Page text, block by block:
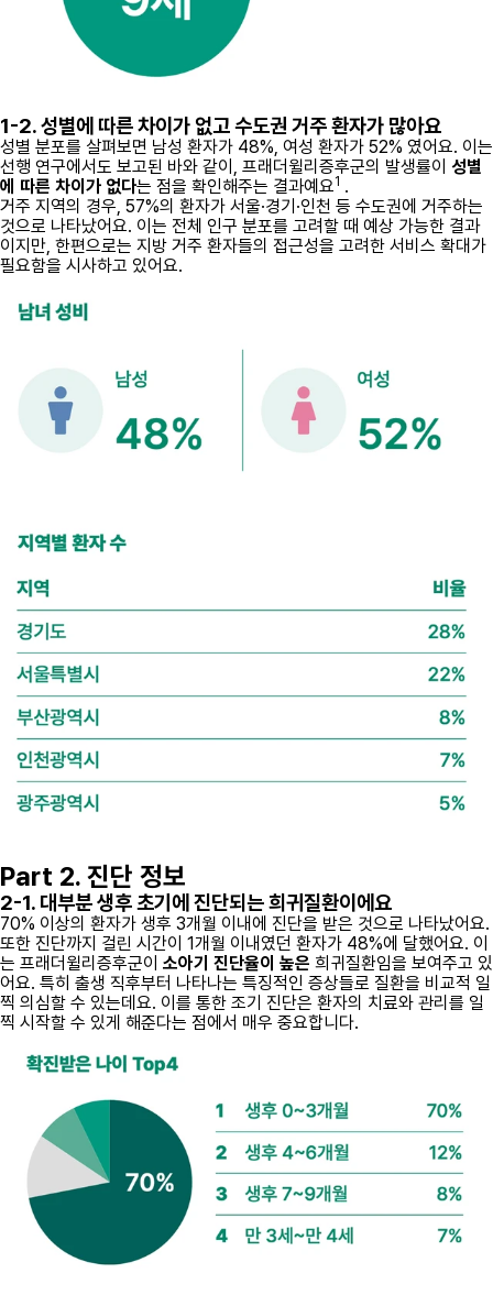
1-2. 성별에 따른 차이가 없고 수도권 거주 환자가 많아요
성별 분포를 살펴보면 남성 환자가 48%, 여성 환자가 52% 였어요. 이는
선행 연구에서도 보고된 바와 같이, 프래더윌리증후군의 발생률이 성별
에 따른 차이가 없다는 점을 확인해주는 결과예요1 .
거주 지역의 경우, 57%의 환자가 서울·경기·인천 등 수도권에 거주하는
것으로 나타났어요. 이는 전체 인구 분포를 고려할 때 예상 가능한 결과
이지만, 한편으로는 지방 거주 환자들의 접근성을 고려한 서비스 확대가
필요함을 시사하고 있어요.
Part 2. 진단 정보
2-1. 대부분 생후 초기에 진단되는 희귀질환이에요
70% 이상의 환자가 생후 3개월 이내에 진단을 받은 것으로 나타났어요.
또한 진단까지 걸린 시간이 1개월 이내였던 환자가 48%에 달했어요. 이
는 프래더윌리증후군이 소아기 진단율이 높은 희귀질환임을 보여주고 있
어요. 특히 출생 직후부터 나타나는 특징적인 증상들로 질환을 비교적 일
찍 의심할 수 있는데요. 이를 통한 조기 진단은 환자의 치료와 관리를 일
찍 시작할 수 있게 해준다는 점에서 매우 중요합니다.